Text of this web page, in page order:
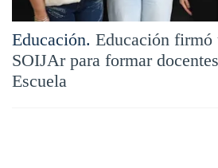
Educación. Educación firmó
SOIJAr para formar
Escuela